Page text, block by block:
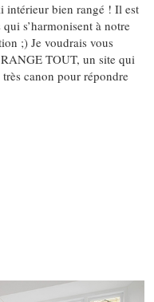
bien rangé ! Il est
s’harmonisent à notre
;) Je voudrais vous
TOUT, un site qui
canon pour répondre